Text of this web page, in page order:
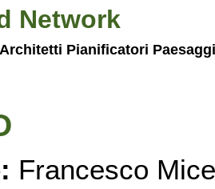
Pianificatori
Francesco